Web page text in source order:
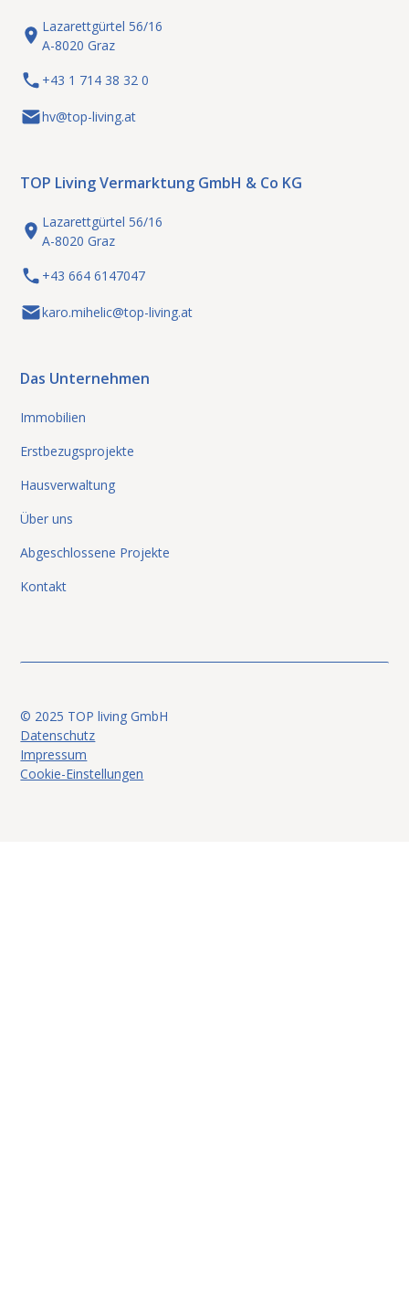
Lazarettgürtel 56/16
A-8020 Graz
+43 1 714 38 32 0
hv@top-living.at
TOP Living Vermarktung GmbH & Co KG
Lazarettgürtel 56/16
A-8020 Graz
+43 664 6147047
karo.mihelic@top-living.at
Das Unternehmen
Immobilien
Erstbezugsprojekte
Hausverwaltung
Über uns
Abgeschlossene Projekte
Kontakt
© 2025 TOP living GmbH
Datenschutz
Impressum
Cookie-Einstellungen